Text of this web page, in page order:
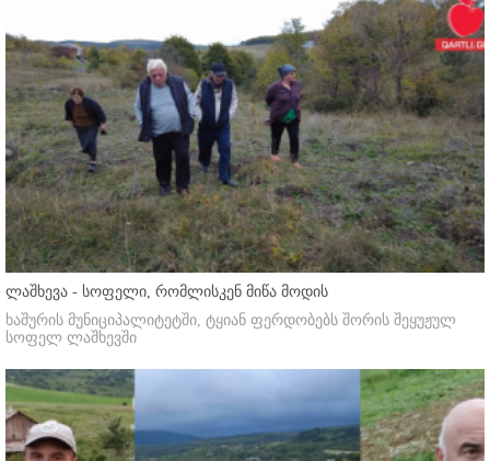
ლაშხევა - სოფელი, რომლისკენ მიწა მოდის
ხაშურის მუნიციპალიტეტში, ტყიან ფერდობებს შორის შეყუჟულ
სოფელ ლაშხევში